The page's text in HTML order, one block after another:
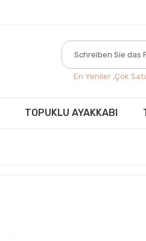
En Yeniler ,Çok
TOPUKLU AYAKKABI